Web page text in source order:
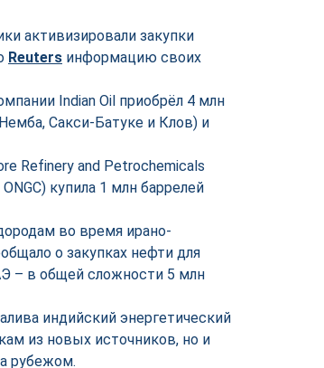
активизировали закупки
Reuters информацию своих
Indian Oil приобрёл 4 млн
Сакси-Батуке и Клов) и
Refinery and Petrochemicals
купила 1 млн баррелей
во время ирано-
о закупках нефти для
– в общей сложности 5 млн
индийский энергетический
из новых источников, но и
рубежом.